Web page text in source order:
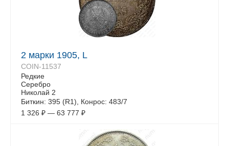
2 марки 1905, L
COIN-11537
Редкие
Серебро
Николай 2
Биткин: 395 (R1), Конрос: 483/7
1 326 ₽ — 63 777 ₽